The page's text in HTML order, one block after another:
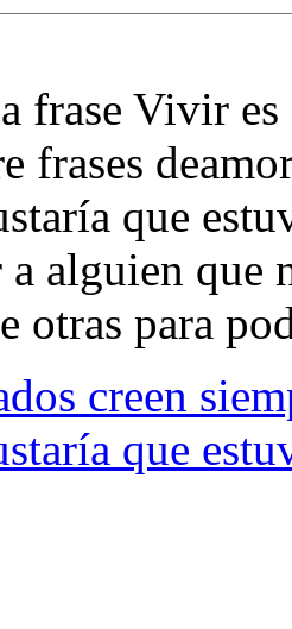
frase Vivir
frases
que
a alguien
otras para
creen
que